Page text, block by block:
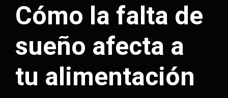
Cómo la falta de
sueño afecta a
tu alimentación